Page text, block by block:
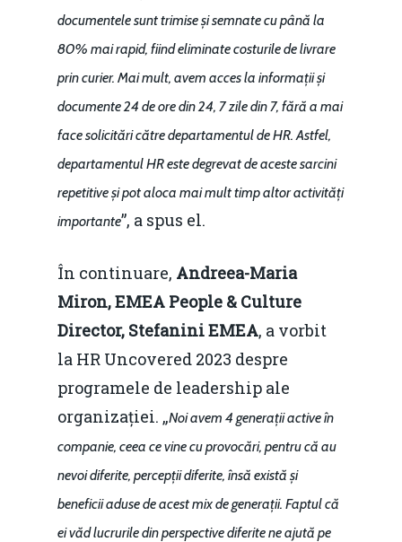
documentele sunt trimise și semnate cu până la
80% mai rapid, fiind eliminate costurile de livrare
prin curier. Mai mult, avem acces la informații și
documente 24 de ore din 24, 7 zile din 7, fără a mai
face solicitări către departamentul de HR. Astfel,
departamentul HR este degrevat de aceste sarcini
repetitive și pot aloca mai mult timp altor activități
importante”, a spus el.
În continuare, Andreea-Maria
Miron, EMEA People & Culture
Director, Stefanini EMEA, a vorbit
la HR Uncovered 2023 despre
programele de leadership ale
organizației. „Noi avem 4 generații active în
companie, ceea ce vine cu provocări, pentru că au
nevoi diferite, percepții diferite, însă există și
beneficii aduse de acest mix de generații. Faptul că
ei văd lucrurile din perspective diferite ne ajută pe